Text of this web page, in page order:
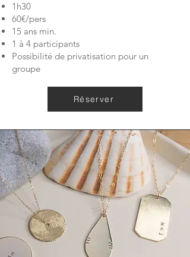
1h30
60€/pers
15 ans min.
1 à 4 participants
Possibilité de privatisation pour un
groupe
Réserver